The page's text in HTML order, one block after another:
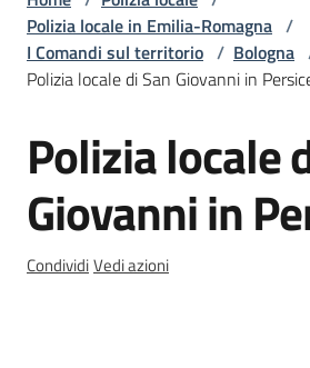
La
polizia
locale
Romagna
Menu selezionato
Progetti
Polizia locale in Emilia-Romagna /
I Comandi sul territorio / Bologna
Polizia locale di San Giovanni in
Salta al contenuto
Polizia locale
Giovanni in
CondividiVedi azioni